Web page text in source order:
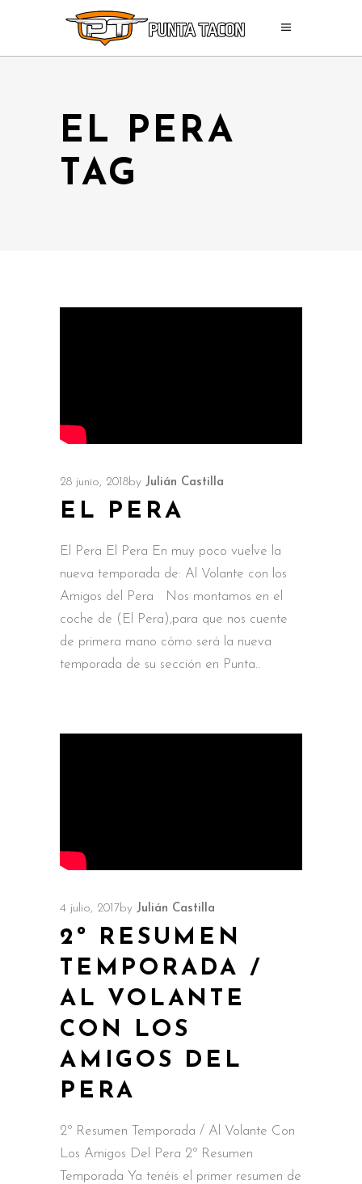
EL PERA
TAG
28 junio, 2018by Julián Castilla
EL PERA
El Pera El Pera En muy poco vuelve la
nueva temporada de: Al Volante con los
Amigos del Pera Nos montamos en el
coche de (El Pera),para que nos cuente
de primera mano cómo será la nueva
temporada de su sección en Punta
4 julio, 2017by Julián Castilla
2º RESUMEN
TEMPORADA /
AL VOLANTE
CON LOS
AMIGOS DEL
PERA
2º Resumen Temporada / Al Volante Con
Los Amigos Del Pera 2º Resumen
Temporada Ya tenéis el primer resumen de